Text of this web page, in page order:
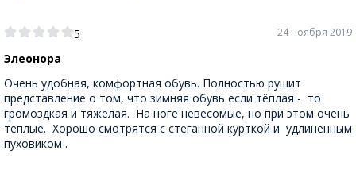
5
Элеонора
24 ноября 2019
Очень удобная, комфортная обувь. Полностью рушит
представление о том, что зимняя обувь если тёплая - то
громоздкая и тяжёлая. На ноге невесомые, но при этом очень
тёплые. Хорошо смотрятся с стёганной курткой и удлиненным
пуховиком .